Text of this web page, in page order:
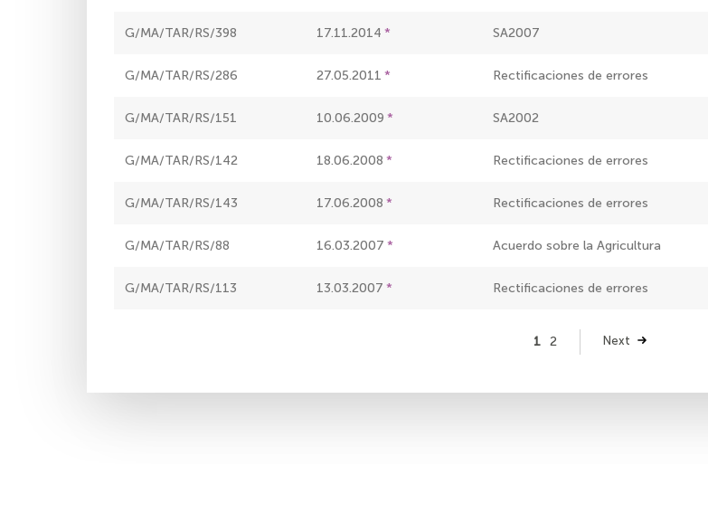
G/MA/TAR/RS/398 17.11.2014 SA2007
G/MA/TAR/RS/286 27.05.2011 Rectificaciones de errores
G/MA/TAR/RS/151 10.06.2009 SA2002
G/MA/TAR/RS/142 18.06.2008 Rectificaciones de errores
G/MA/TAR/RS/143 17.06.2008 Rectificaciones de errores
G/MA/TAR/RS/88 16.03.2007 Acuerdo sobre la Agricultura
G/MA/TAR/RS/113 13.03.2007 Rectificaciones de errores
Página
1 Página
2
Siguiente
Next